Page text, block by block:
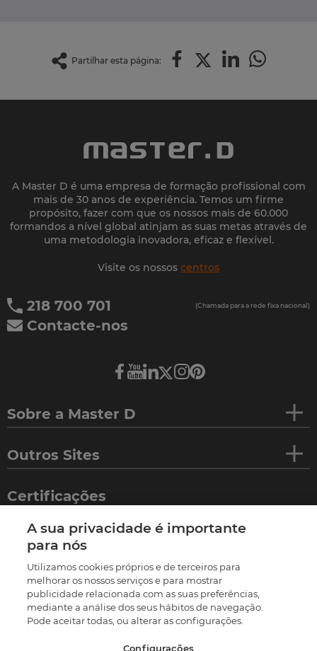
Partilhar esta página:
A Master D é uma empresa de formação profissional com
mais de 30 anos de experiência. Temos um firme
propósito, fazer com que os nossos mais de 60.000
formandos a nível global atinjam as suas metas através de
uma metodologia inovadora, eficaz e flexível.
Visite os nossos centros
218 700 701 (Chamada para a rede fixa nacional)
Contacte-nos
Sobre a Master D
Outros Sites
Certificações
A sua privacidade é importante
para nós
Utilizamos cookies próprios e de terceiros para
melhorar os nossos serviços e para mostrar
publicidade relacionada com as suas preferências,
mediante a análise dos seus hábitos de navegação.
Pode aceitar todas, ou alterar as configurações.
Configurações